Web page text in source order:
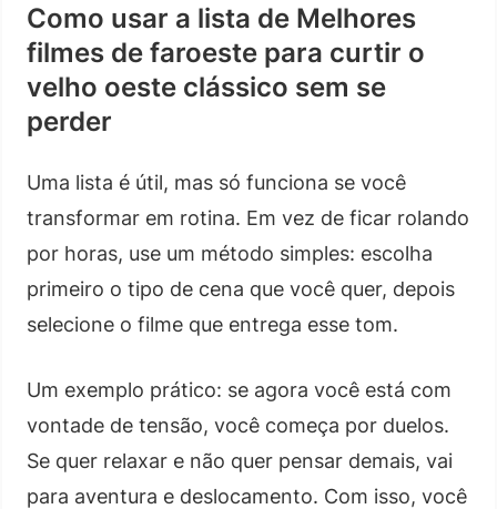
Como usar a lista de Melhores
filmes de faroeste para curtir o
velho oeste clássico sem se
perder
Uma lista é útil, mas só funciona se você
transformar em rotina. Em vez de ficar rolando
por horas, use um método simples: escolha
primeiro o tipo de cena que você quer, depois
selecione o filme que entrega esse tom.
Um exemplo prático: se agora você está com
vontade de tensão, você começa por duelos.
Se quer relaxar e não quer pensar demais, vai
para aventura e deslocamento. Com isso, você